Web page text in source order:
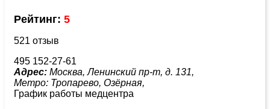
Рейтинг: 5
521 отзыв
495 152-27-61
Адрес: Москва, Ленинский пр-т, д. 131,
Метро: Тропарево, Озёрная,
График работы медцентра